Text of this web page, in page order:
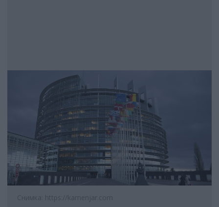
Снимка: https://kamenjar.com